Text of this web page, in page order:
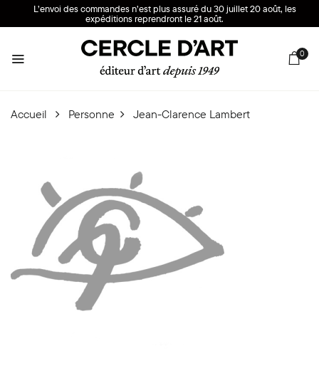
L’envoi des commandes n’est plus assuré du 30 juillet 20 août, les
expéditions reprendront le 21 août.
0
Accueil Personne Jean-Clarence Lambert